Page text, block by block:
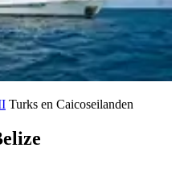
Turks en Caicoseilanden